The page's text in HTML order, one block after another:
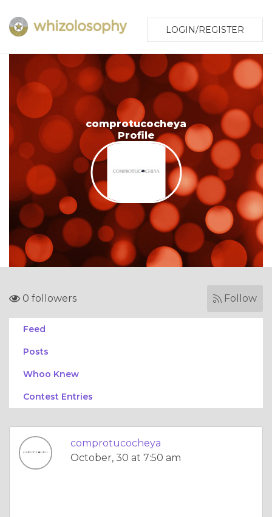
LOGIN/REGISTER
comprotucocheya
Profile
0 followers Follow
Feed
Posts
Whoo Knew
Contest Entries
comprotucocheya
October, 30 at 7:50 am